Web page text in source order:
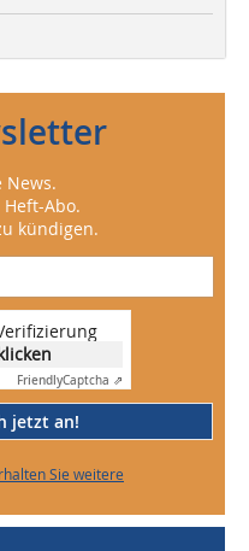
News.
Abo.
kündigen.
FriendlyCaptcha ⇗
jetzt an!
Sie weitere